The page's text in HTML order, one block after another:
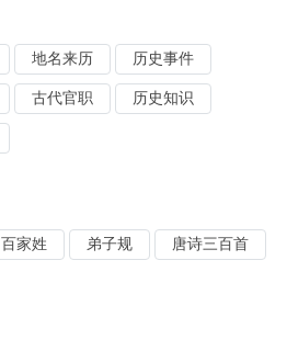
地名来历 历史事件
古代官职 历史知识
百家姓 弟子规 唐诗三百首